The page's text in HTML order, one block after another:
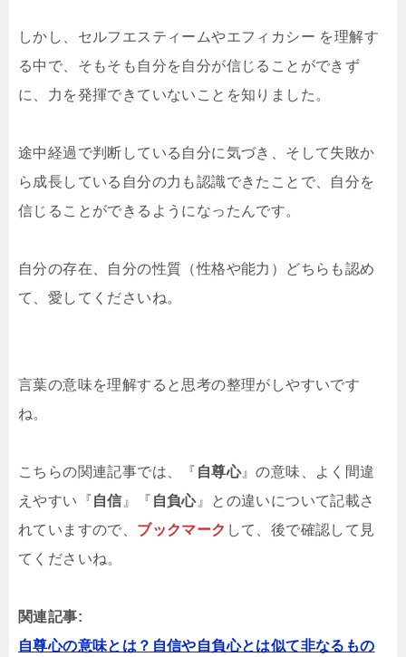
しかし、セルフエスティームやエフィカシー を理解す
る中で、そもそも自分を自分が信じることができず
に、力を発揮できていないことを知りました。
途中経過で判断している自分に気づき、そして失敗か
ら成長している自分の力も認識できたことで、自分を
信じることができるようになったんです。
自分の存在、自分の性質（性格や能力）どちらも認め
て、愛してくださいね。
言葉の意味を理解すると思考の整理がしやすいです
ね。
こちらの関連記事では、『 自尊心』の意味、よく間違
えやすい『自信 』『 自負心』との違いについて記載さ
れていますので、 ブックマーク して、後で確認して見
てくださいね。
関連記事:
自尊心の意味とは？自信や自負心とは似て非なるもの